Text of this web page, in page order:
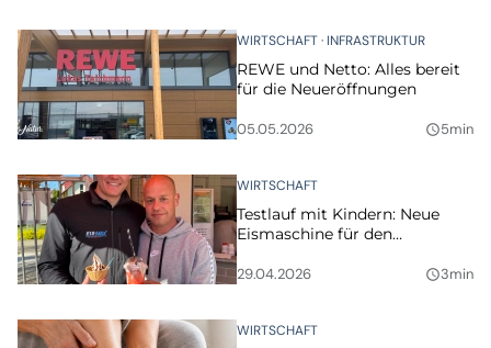
WIRTSCHAFT INFRASTRUKTUR
REWE und Netto: Alles bereit
für die Neueröffnungen
05.05.2026 query_builder5min
WIRTSCHAFT
Testlauf mit Kindern: Neue
Eismaschine für den
29.04.2026 query_builder3min
WIRTSCHAFT